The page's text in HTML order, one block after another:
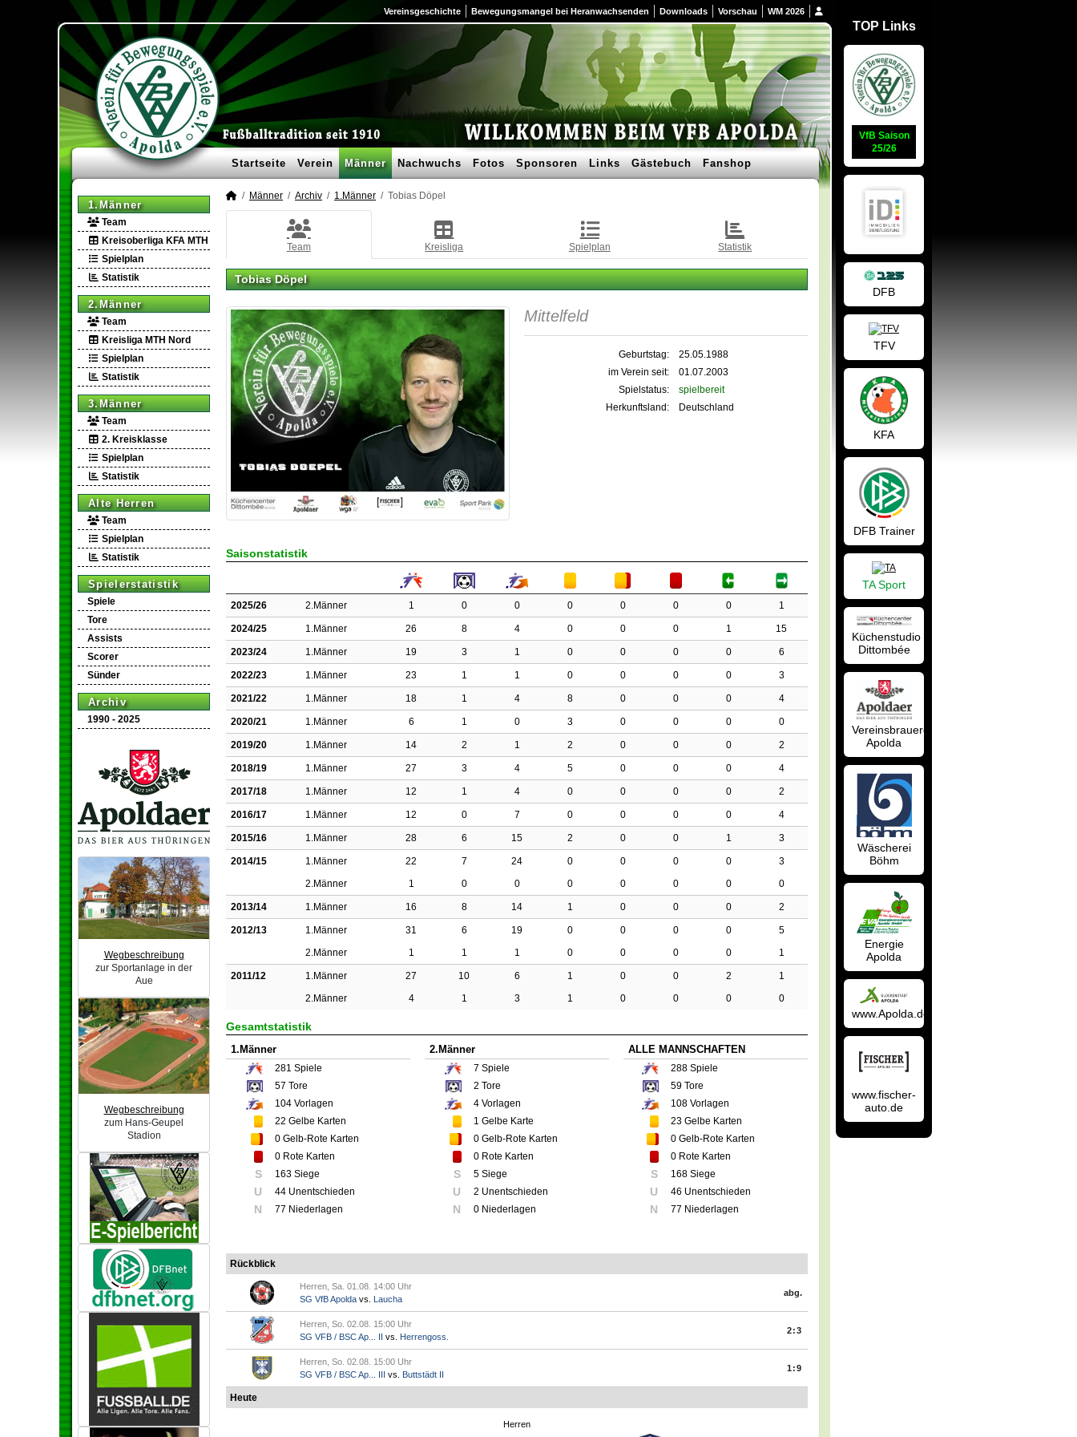
Vereinsgeschichte Bewegungsmangel bei Heranwachsenden Downloads Vorschau WM 2026
Startseite Verein Männer Nachwuchs Fotos Sponsoren Links Gästebuch Fanshop
1.Männer
Team
Kreisoberliga KFA MTH
Spielplan
Statistik
2.Männer
Team
Kreisliga MTH Nord
Spielplan
Statistik
3.Männer
Team
2. Kreisklasse
Spielplan
Statistik
Alte Herren
Team
Spielplan
Statistik
Spielerstatistik
Spiele
Tore
Assists
Scorer
Sünder
Archiv
1990 - 2025
Wegbeschreibung
zur Sportanlage in der
Aue
Wegbeschreibung
zum Hans-Geupel
Stadion
Männer Archiv 1.Männer Tobias Döpel
Team Kreisliga Spielplan Statistik
Tobias Döpel
Mittelfeld
Geburtstag:
25.05.1988
im Verein seit:
01.07.2003
Spielstatus:
spielbereit
Herkunftsland:
Deutschland
Saisonstatistik
2025/26 2.Männer 1 0 0 0 0 0 0 1
2024/25 1.Männer 26 8 4 0 0 0 1 15
2023/24 1.Männer 19 3 1 0 0 0 0 6
2022/23 1.Männer 23 1 1 0 0 0 0 3
2021/22 1.Männer 18 1 4 8 0 0 0 4
2020/21 1.Männer 6 1 0 3 0 0 0 0
2019/20 1.Männer 14 2 1 2 0 0 0 2
2018/19 1.Männer 27 3 4 5 0 0 0 4
2017/18 1.Männer 12 1 4 0 0 0 0 2
2016/17 1.Männer 12 0 7 0 0 0 0 4
2015/16 1.Männer 28 6 15 2 0 0 1 3
2014/15 1.Männer 22 7 24 0 0 0 0
3
2.Männer
1 0 0 0 0 0 0 0
2013/14 1.Männer 16 8 14 1 0 0 0 2
2012/13 1.Männer 31 6 19 0 0 0 0
5
2.Männer
1 1 1 0 0 0 0 1
2011/12 1.Männer 27 10 6 1 0 0 2
1
2.Männer
4 1 3 1 0 0 0 0
Gesamtstatistik
1.Männer
281 Spiele
57 Tore
104 Vorlagen
22 Gelbe Karten
0 Gelb-Rote Karten
0 Rote Karten
S 163 Siege
U 44 Unentschieden
N 77 Niederlagen
2.Männer
7 Spiele
2 Tore
4 Vorlagen
1 Gelbe Karte
0 Gelb-Rote Karten
0 Rote Karten
S 5 Siege
U 2 Unentschieden
N 0 Niederlagen
ALLE MANNSCHAFTEN
288 Spiele
59 Tore
108 Vorlagen
23 Gelbe Karten
0 Gelb-Rote Karten
0 Rote Karten
S 168 Siege
U 46 Unentschieden
N 77 Niederlagen
Rückblick
Herren, Sa. 01.08. 14:00 Uhr
SG VfB Apolda vs. Laucha
abg.
Herren, So. 02.08. 15:00 Uhr
SG VFB / BSC Ap... II vs. Herrengoss.
2:3
Herren, So. 02.08. 15:00 Uhr
SG VFB / BSC Ap... III vs. Buttstädt II
1:9
Heute
Herren
TOP Links
VfB Saison
25/26
DFB
TFV
KFA
DFB Trainer
TA Sport
Küchenstudio
Dittombée
Vereinsbrauerei
Apolda
Wäscherei
Böhm
Energie
Apolda
www.Apolda.de
www.fischer-
auto.de